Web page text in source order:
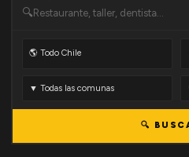
🔍
🔍